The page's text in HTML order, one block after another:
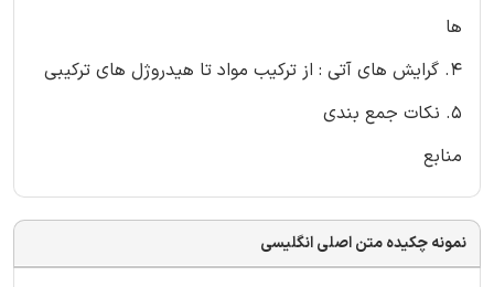
ها
4. گرایش های آتی : از ترکیب مواد تا هیدروژل های ترکیبی
5. نکات جمع بندی
منابع
نمونه چکیده متن اصلی انگلیسی